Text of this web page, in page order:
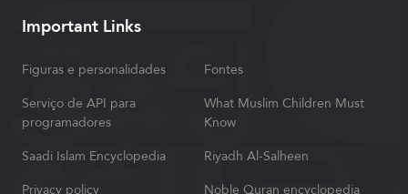
Important Links
Figuras e personalidades
Fontes
Serviço de API para
programadores
What Muslim Children Must
Know
Saadi Islam Encyclopedia
Riyadh Al-Salheen
Privacy policy
Noble Quran encyclopedia